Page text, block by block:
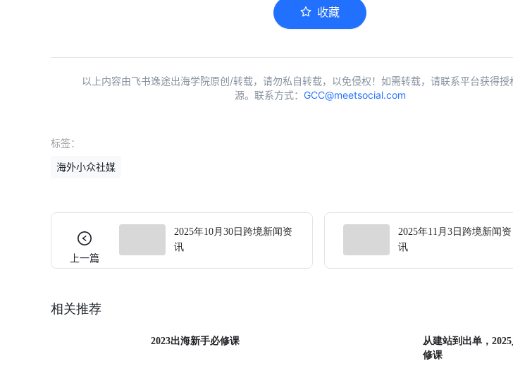
收藏
以上内容由飞书逸途出海学院原创/转载，请勿私自转载，以免侵权！如需转载，请联系平台获得授
源。联系方式： GCC@meetsocial.com
标签：
海外小众社媒
上一篇
2025年10月30日跨境新闻资
讯
2025年11月3日跨境新闻资
讯
相关推荐
2023出海新手必修课
从建站到出单，
修课